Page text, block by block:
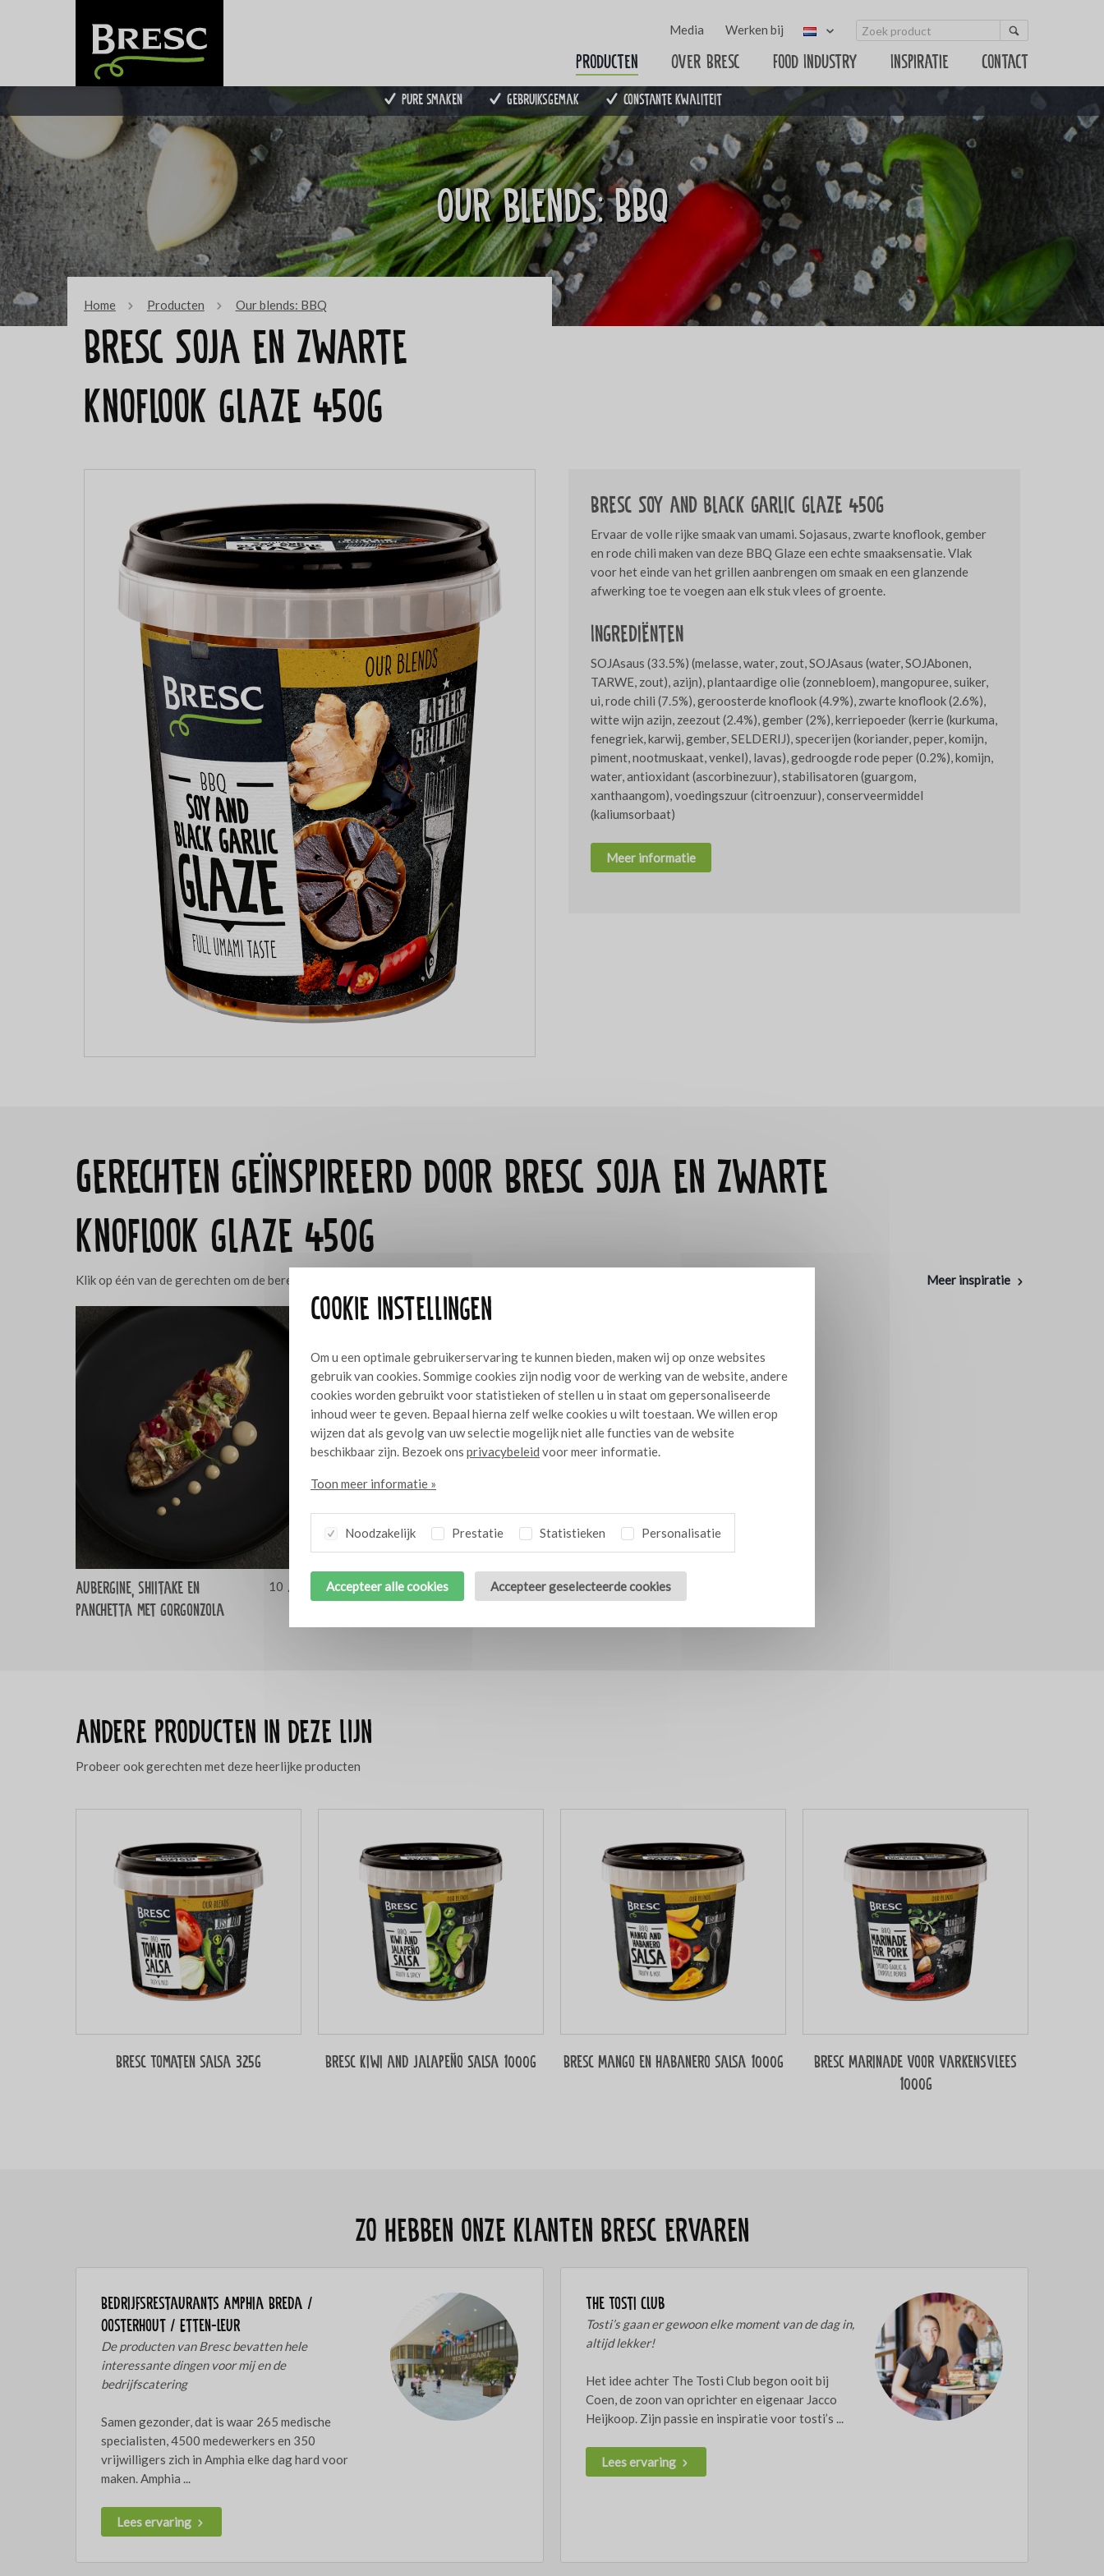
Cookie instellingen
Om u een optimale gebruikerservaring te kunnen bieden, maken wij op onze websites
gebruik van cookies. Sommige cookies zijn nodig voor de werking van de website, andere
cookies worden gebruikt voor statistieken of stellen u in staat om gepersonaliseerde
inhoud weer te geven. Bepaal hierna zelf welke cookies u wilt toestaan. We willen erop
wijzen dat als gevolg van uw selectie mogelijk niet alle functies van de website
beschikbaar zijn. Bezoek ons privacybeleid voor meer informatie.
Toon meer informatie »
Noodzakelijk Prestatie Statistieken Personalisatie
Accepteer alle cookies Accepteer geselecteerde cookies
Media Werken bij
Producten Over Bresc Food Industry Inspiratie Contact
Pure smaken Gebruiksgemak Constante kwaliteit
Our blends: BBQ
Home Producten Our blends: BBQ
Bresc Soja en zwarte
knoflook glaze 450g
Bresc Soy and black garlic glaze 450g
Ervaar de volle rijke smaak van umami. Sojasaus, zwarte knoflook, gember
en rode chili maken van deze BBQ Glaze een echte smaaksensatie. Vlak
voor het einde van het grillen aanbrengen om smaak en een glanzende
afwerking toe te voegen aan elk stuk vlees of groente.
Ingrediënten
SOJAsaus (33.5%) (melasse, water, zout, SOJAsaus (water, SOJAbonen,
TARWE, zout), azijn), plantaardige olie (zonnebloem), mangopuree, suiker,
ui, rode chili (7.5%), geroosterde knoflook (4.9%), zwarte knoflook (2.6%),
witte wijn azijn, zeezout (2.4%), gember (2%), kerriepoeder (kerrie (kurkuma,
fenegriek, karwij, gember, SELDERIJ), specerijen (koriander, peper, komijn,
piment, nootmuskaat, venkel), lavas), gedroogde rode peper (0.2%), komijn,
water, antioxidant (ascorbinezuur), stabilisatoren (guargom,
xanthaangom), voedingszuur (citroenzuur), conserveermiddel
(kaliumsorbaat)
Meer informatie
Gerechten geïnspireerd door Bresc Soja en zwarte
knoflook glaze 450g
Klik op één van de gerechten om de bereidingswijze op Meer inspiratie
Aubergine, shiitake en
panchetta met gorgonzola
10 Spare ribs 4
Andere producten in deze lijn
Probeer ook gerechten met deze heerlijke producten
Bresc Tomaten salsa 325g Bresc Kiwi and Jalapeño Salsa 1000g Bresc Mango en habanero salsa 1000g
Bresc Marinade voor varkensvlees
1000g
Zo hebben onze klanten Bresc ervaren
Bedrijfsrestaurants Amphia Breda /
Oosterhout / Etten-Leur
De producten van Bresc bevatten hele
interessante dingen voor mij en de
bedrijfscatering
Samen gezonder, dat is waar 265 medische
specialisten, 4500 medewerkers en 350
vrijwilligers zich in Amphia elke dag hard voor
maken. Amphia ...
Lees ervaring
The Tosti Club
Tosti’s gaan er gewoon elke moment van de dag in,
altijd lekker!
Het idee achter The Tosti Club begon ooit bij
Coen, de zoon van oprichter en eigenaar Jacco
Heijkoop. Zijn passie en inspiratie voor tosti’s ...
Lees ervaring